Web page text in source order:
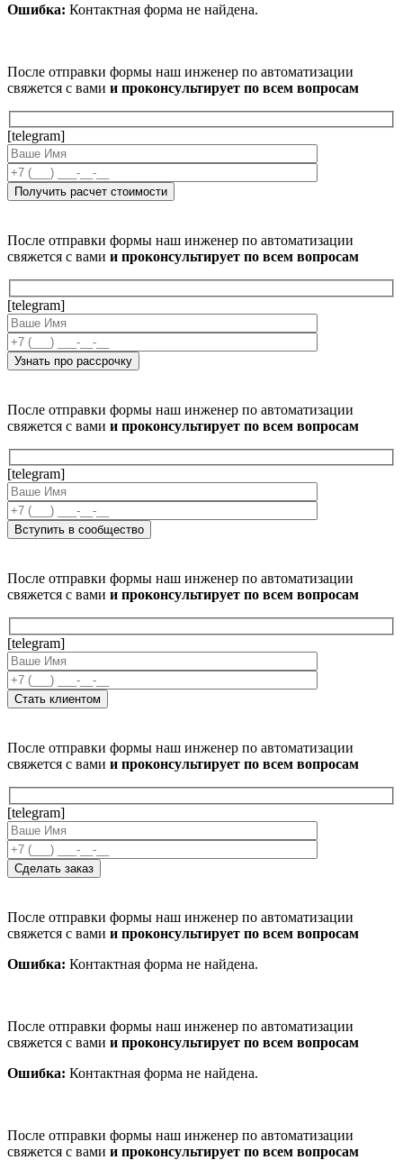
Ошибка: Контактная форма не найдена.
После отправки формы наш инженер по автоматизации
свяжется с вами и проконсультирует по всем вопросам
[telegram]
После отправки формы наш инженер по автоматизации
свяжется с вами и проконсультирует по всем вопросам
[telegram]
После отправки формы наш инженер по автоматизации
свяжется с вами и проконсультирует по всем вопросам
[telegram]
После отправки формы наш инженер по автоматизации
свяжется с вами и проконсультирует по всем вопросам
[telegram]
После отправки формы наш инженер по автоматизации
свяжется с вами и проконсультирует по всем вопросам
[telegram]
После отправки формы наш инженер по автоматизации
свяжется с вами и проконсультирует по всем вопросам
Ошибка: Контактная форма не найдена.
После отправки формы наш инженер по автоматизации
свяжется с вами и проконсультирует по всем вопросам
Ошибка: Контактная форма не найдена.
После отправки формы наш инженер по автоматизации
свяжется с вами и проконсультирует по всем вопросам